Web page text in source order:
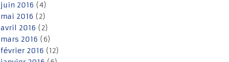
juin 2016 (4)
mai 2016 (2)
avril 2016 (2)
mars 2016 (6)
février 2016 (12)